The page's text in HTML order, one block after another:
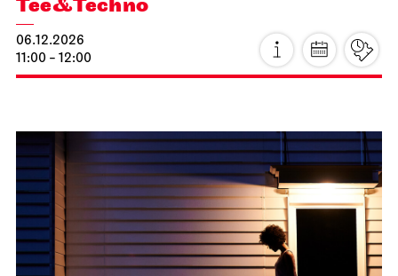
2. Lied­konzert
18.11.2026
19:30
Do, 19.11.2026